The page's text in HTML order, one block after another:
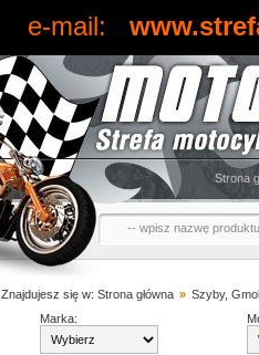
e-mail:
Strona
Znajdujesz się w: Strona główna » Szyby,
Marka: